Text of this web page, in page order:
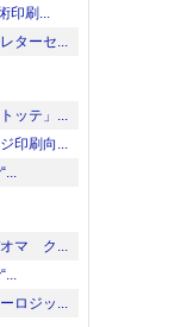
印刷...
ターセ...
ッテ」...
印刷向...
オマ ク...
ロジッ...